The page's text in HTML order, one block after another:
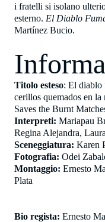
i fratelli si isolano
esterno. El Diablo
Martínez Bucio.
Titolo esteso: El diablo
cerillos quemados en
Saves the Burnt
Interpreti: Mariapau
Regina Alejandra,
Sceneggiatura: Karen
Fotografia: Odei
Montaggio: Ernesto
Plata
Bio regista: Ernesto